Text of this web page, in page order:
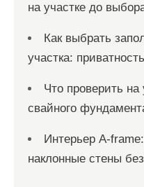
на участке до
Как выбрать
участка:
Что проверить
свайного
Интерьер A-
наклонные стены